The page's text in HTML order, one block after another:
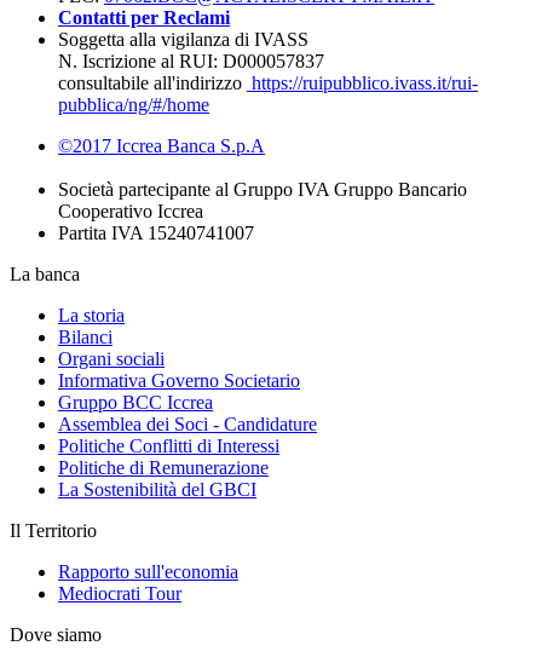
Contatti per Reclami
Soggetta alla vigilanza di IVASS
N. Iscrizione al RUI: D000057837
consultabile all'indirizzo https://ruipubblico.ivass.it/rui-
pubblica/ng/#/home
©2017 Iccrea Banca S.p.A
Società partecipante al Gruppo IVA Gruppo Bancario
Cooperativo Iccrea
Partita IVA 15240741007
La banca
La storia
Bilanci
Organi sociali
Informativa Governo Societario
Gruppo BCC Iccrea
Assemblea dei Soci - Candidature
Politiche Conflitti di Interessi
Politiche di Remunerazione
La Sostenibilità del GBCI
Il Territorio
Rapporto sull'economia
Mediocrati Tour
Dove siamo